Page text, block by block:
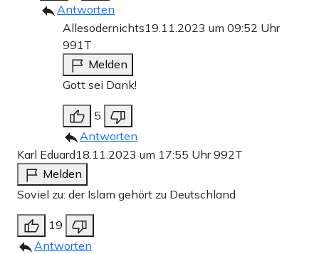
Antworten
Allesodernichts19.11.2023 um 09:52 Uhr
991T
Melden
Gott sei Dank!
5
Antworten
Karl Eduard18.11.2023 um 17:55 Uhr992T
Melden
Soviel zu: der Islam gehört zu Deutschland
19
Antworten